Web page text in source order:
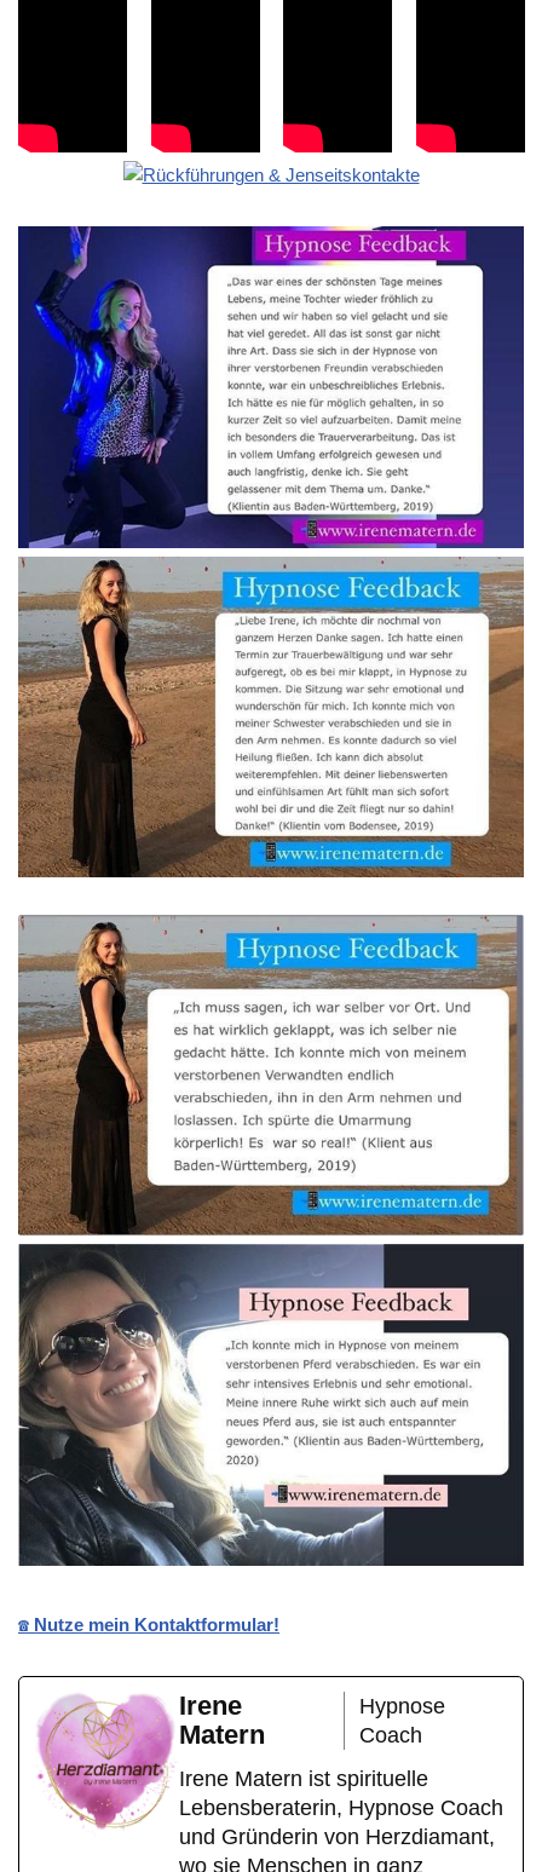
☎️ Nutze mein Kontaktformular!
Irene
Matern
Hypnose
Coach
Irene Matern ist spirituelle
Lebensberaterin, Hypnose Coach
und Gründerin von Herzdiamant,
wo sie Menschen in ganz